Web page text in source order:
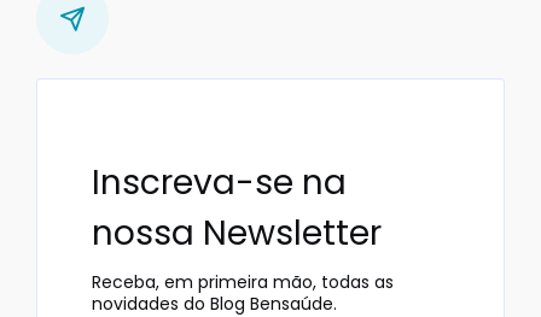
Inscreva-se na
nossa Newsletter
Receba, em primeira mão, todas as
novidades do Blog Bensaúde.